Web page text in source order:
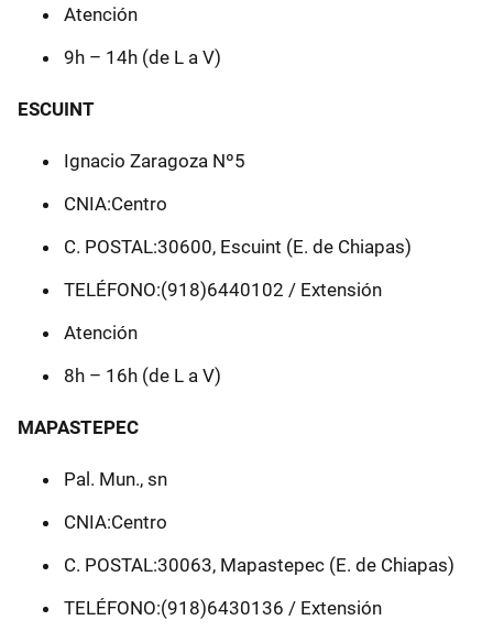
Atención
9h – 14h (de L a V)
ESCUINT
Ignacio Zaragoza Nº5
CNIA:Centro
C. POSTAL:30600, Escuint (E. de Chiapas)
TELÉFONO:(918)6440102 / Extensión
Atención
8h – 16h (de L a V)
MAPASTEPEC
Pal. Mun., sn
CNIA:Centro
C. POSTAL:30063, Mapastepec (E. de Chiapas)
TELÉFONO:(918)6430136 / Extensión